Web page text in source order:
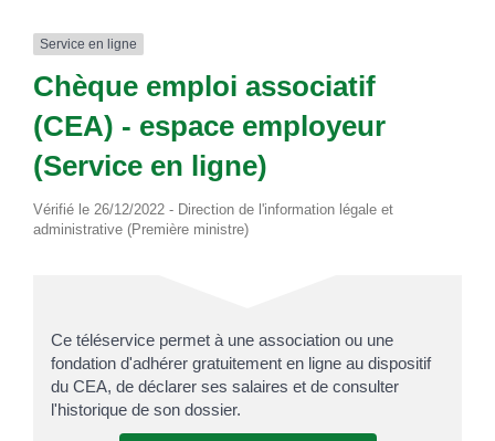
Service en ligne
Chèque emploi associatif
(CEA) - espace employeur
(Service en ligne)
Vérifié le 26/12/2022 - Direction de l'information légale et
administrative (Première ministre)
Ce téléservice permet à une association ou une
fondation d'adhérer gratuitement en ligne au dispositif
du CEA, de déclarer ses salaires et de consulter
l'historique de son dossier.